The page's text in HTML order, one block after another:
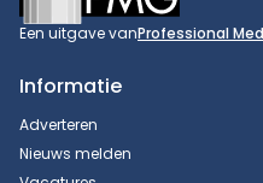
Een uitgave vanProfessional
Informatie
Adverteren
Nieuws melden